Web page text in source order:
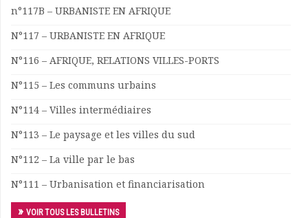
Concours vidéo
Nos partenaires
Evénements
Documents
Les adhérents
Offres d’emploi
Forum
Nous contacter
n°117B – URBANISTE EN AFRIQUE
N°117 – URBANISTE EN AFRIQUE
N°116 – AFRIQUE, RELATIONS VILLES-PORTS
N°115 – Les communs urbains
N°114 – Villes intermédiaires
N°113 – Le paysage et les villes du sud
N°112 – La ville par le bas
N°111 – Urbanisation et financiarisation
VOIR TOUS LES BULLETINS